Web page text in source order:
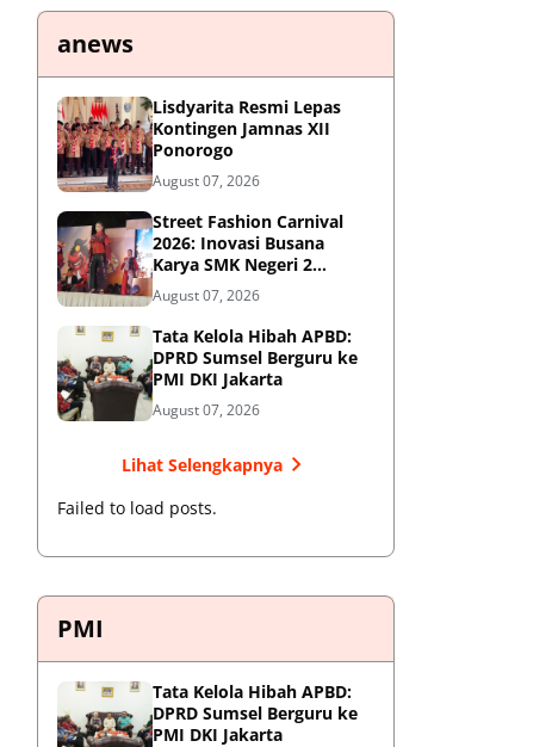
anews
Lisdyarita Resmi Lepas
Kontingen Jamnas XII
Ponorogo
August 07, 2026
Street Fashion Carnival
2026: Inovasi Busana
Karya SMK Negeri 2
Ponorogo
August 07, 2026
Tata Kelola Hibah APBD:
DPRD Sumsel Berguru ke
PMI DKI Jakarta
August 07, 2026
Lihat Selengkapnya
Failed to load posts.
PMI
Tata Kelola Hibah APBD:
DPRD Sumsel Berguru ke
PMI DKI Jakarta